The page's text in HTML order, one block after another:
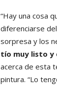
“Hay una cosa
diferenciarse
sorpresa y los
tío muy listo y
acerca de esta
pintura. “Lo